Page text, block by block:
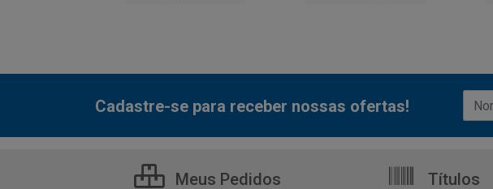
Cadastre-se para receber nossas ofertas!
Meus Pedidos Títulos